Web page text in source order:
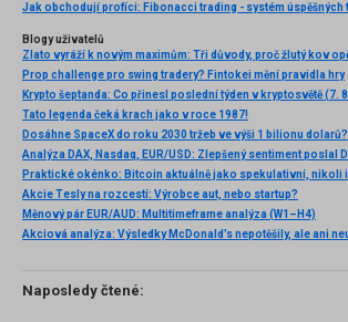
Blogy uživatelů
Prop challenge pro swing tradery? Fintokei mění pravidla hry
Tato legenda čeká krach jako v roce 1987!
Dosáhne SpaceX do roku 2030 tržeb ve výši 1 bilionu dolarů?
Akcie Tesly na rozcestí: Výrobce aut, nebo startup?
Měnový pár EUR/AUD: Multitimeframe analýza (W1–H4)
Naposledy čtené: